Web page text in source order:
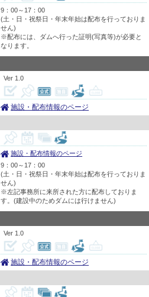
9：00～17：00
(土・日・祝祭日・年末年始は配布を行っておりま
せん)
※配布には、ダムへ行った証明(写真等)が必要と
なります。
1.0
施設・配布情報のページ
施設・配布情報のページ
9：00～17：00
(土・日・祝祭日・年末年始は配布を行っておりま
せん)
※左記事務所に来所された方に配布しておりま
す。(建設中のためダムには行けません)
1.0
施設・配布情報のページ